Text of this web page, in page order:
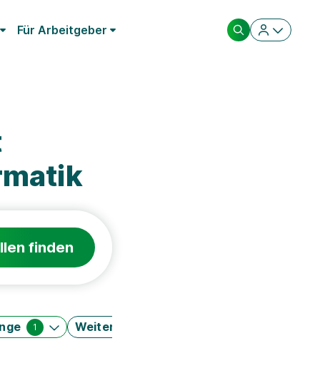
Für Arbeitgeber
finden
1 Weitere Filter